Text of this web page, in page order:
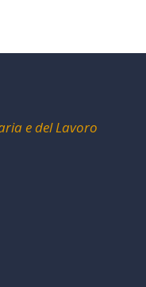
e del Lavoro